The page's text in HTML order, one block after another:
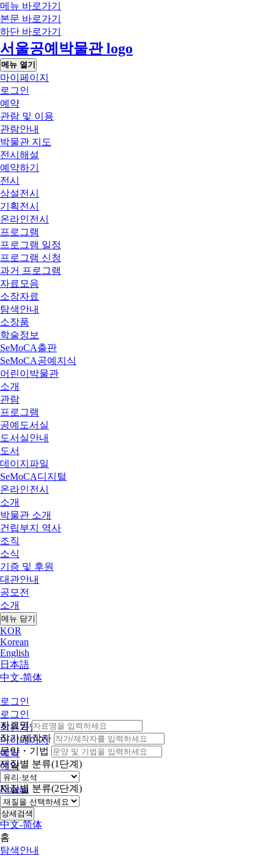
메뉴 바로가기
본문 바로가기
하단 바로가기
서울공예박물관 logo
메뉴 열기
마이페이지
로그인
예약
관람 및 이용
관람안내
박물관 지도
전시해설
예약하기
전시
상설전시
기획전시
온라인전시
프로그램
프로그램 일정
프로그램 신청
과거 프로그램
자료모음
소장자료
탐색안내
소장품
학술정보
SeMoCA출판
SeMoCA공예지식
어린이박물관
소개
관람
프로그램
공예도서실
도서실안내
도서
데이지파일
SeMoCA디지털
온라인전시
소개
박물관 소개
건립부지 역사
조직
소식
기증 및 후원
대관안내
공모전
소개
메뉴 닫기
KOR
Korean
English
日本語
中文-简体
로그인
로그인
회원가입
마이페이지
예약
예약
KOR
Korean
English
日本語
中文-简体
홈
탐색안내
자료명
작가/제작자
문양・기법
재질별 분류(1단계)
재질별 분류(2단계)
상세검색